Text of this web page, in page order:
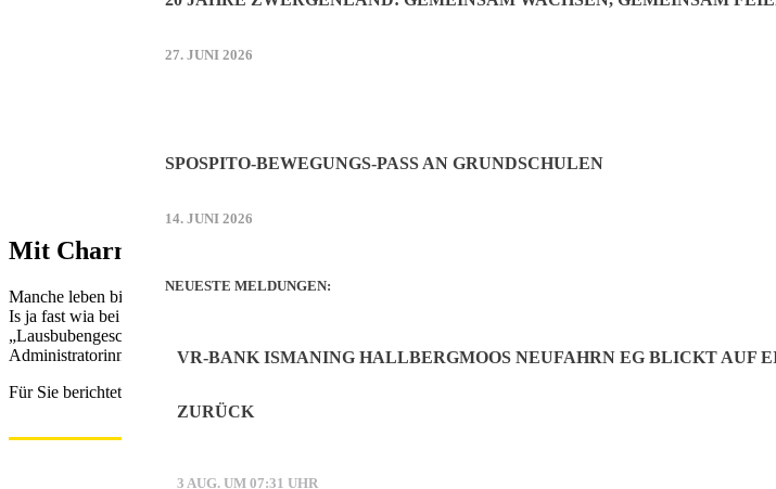
27. JUNI 2026
SPOSPITO-BEWEGUNGS-PASS AN GRUNDSCHULEN
14. JUNI 2026
NEUESTE MELDUNGEN:
VR-BANK ISMANING HALLBERGMOOS NEUFAHRN EG BLICKT AUF
ZURÜCK
3 AUG. UM 07:31 UHR
Mit Charme ohne Hohn
Manche leben bis heute in Neufahrn, andere melden sich aus Großbritannien, Italien, Österreich oder aus
Is ja fast wia bei „Bitte melde dich“ oda „Vermisst“!“ Was sie alle eint, sind ihre Erinnerungen an Neufahrn.
„Lausbubengeschichten“ und „Jugendsünden“ zum Schmunzeln ja, Mobbing nein.“ Karin Wa hilft die Posts
Administratorinnen freuen sich auf weitere Mitglieder in der Facebookgruppe frei nach der Devise: „Du
Für Sie berichtete Manuela Praxl.